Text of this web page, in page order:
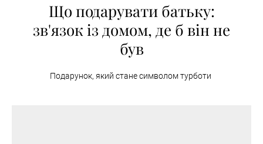
Що подарувати батьку:
зв'язок із домом, де б він не
був
Подарунок, який стане символом турботи